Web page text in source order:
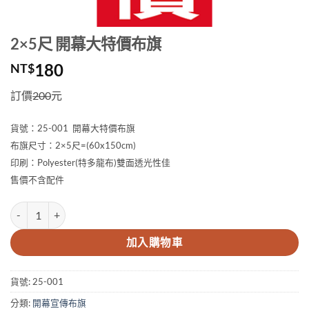
2×5尺 開幕大特價布旗
NT$180
訂價200元
貨號：25-001 開幕大特價布旗
布旗尺寸：2×5尺=(60x150cm)
印刷：Polyester(特多龍布)雙面透光性佳
售價不含配件
2×5尺 開幕大特價布旗 數量
加入購物車
貨號: 25-001
分類: 開幕宣傳布旗